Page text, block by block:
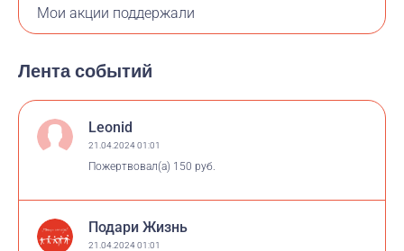
Мои акции поддержали
Лента событий
Leonid
21.04.2024 01:01
Пожертвовал(а) 150 руб.
Подари Жизнь
21.04.2024 01:01